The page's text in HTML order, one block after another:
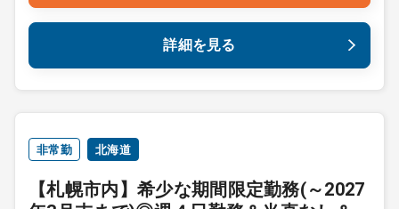
詳細を見る
非常勤 北海道
【札幌市内】希少な期間限定勤務(～2027